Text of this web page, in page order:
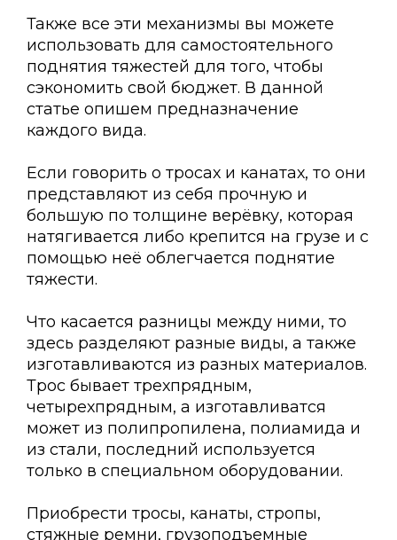
Также все эти механизмы вы можете
использовать для самостоятельного
поднятия тяжестей для того, чтобы
сэкономить свой бюджет. В данной
статье опишем предназначение
каждого вида.
Если говорить о тросах и канатах, то они
представляют из себя прочную и
большую по толщине верёвку, которая
натягивается либо крепится на грузе и с
помощью неё облегчается поднятие
тяжести.
Что касается разницы между ними, то
здесь разделяют разные виды, а также
изготавливаются из разных материалов.
Трос бывает трехпрядным,
четырехпрядным, а изготавливатся
может из полипропилена, полиамида и
из стали, последний используется
только в специальном оборудовании.
Приобрести тросы, канаты, стропы,
стяжные ремни, грузоподъемные